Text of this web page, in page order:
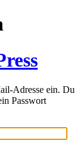
Adresse ein. Du
Passwort